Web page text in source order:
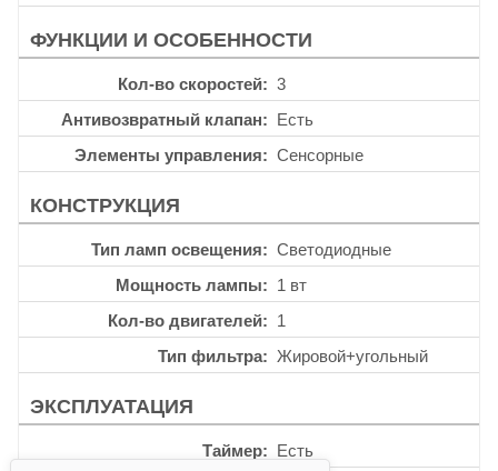
ФУНКЦИИ И ОСОБЕННОСТИ
Кол-во скоростей
3
Антивозвратный клапан
Есть
Элементы управления
Сенсорные
КОНСТРУКЦИЯ
Тип ламп освещения
Светодиодные
Мощность лампы
1 вт
Кол-во двигателей
1
Тип фильтра
Жировой+угольный
ЭКСПЛУАТАЦИЯ
Таймер
Есть